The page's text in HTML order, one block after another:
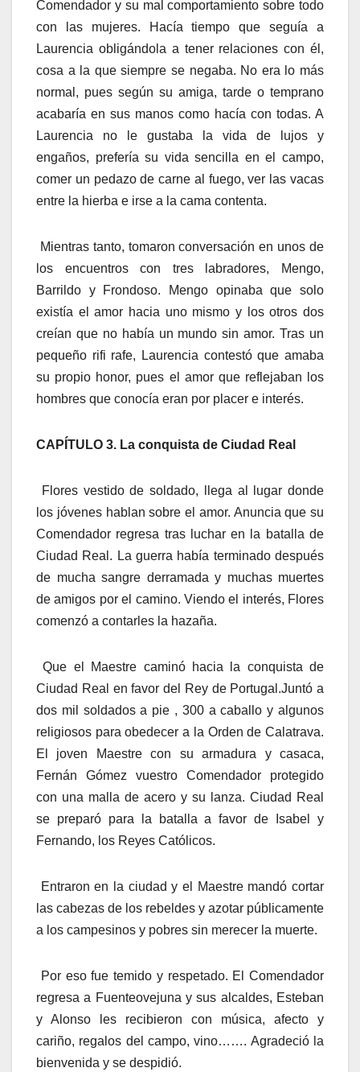
Comendador y su mal comportamiento sobre todo
con las mujeres. Hacía tiempo que seguía a
Laurencia obligándola a tener relaciones con él,
cosa a la que siempre se negaba. No era lo más
normal, pues según su amiga, tarde o temprano
acabaría en sus manos como hacía con todas. A
Laurencia no le gustaba la vida de lujos y
engaños, prefería su vida sencilla en el campo,
comer un pedazo de carne al fuego, ver las vacas
entre la hierba e irse a la cama contenta.
Mientras tanto, tomaron conversación en unos de
los encuentros con tres labradores, Mengo,
Barrildo y Frondoso. Mengo opinaba que solo
existía el amor hacia uno mismo y los otros dos
creían que no había un mundo sin amor. Tras un
pequeño rifi rafe, Laurencia contestó que amaba
su propio honor, pues el amor que reflejaban los
hombres que conocía eran por placer e interés.
CAPÍTULO 3. La conquista de Ciudad Real
Flores vestido de soldado, llega al lugar donde
los jóvenes hablan sobre el amor. Anuncia que su
Comendador regresa tras luchar en la batalla de
Ciudad Real. La guerra había terminado después
de mucha sangre derramada y muchas muertes
de amigos por el camino. Viendo el interés, Flores
comenzó a contarles la hazaña.
Que el Maestre caminó hacia la conquista de
Ciudad Real en favor del Rey de Portugal.Juntó a
dos mil soldados a pie , 300 a caballo y algunos
religiosos para obedecer a la Orden de Calatrava.
El joven Maestre con su armadura y casaca,
Fernán Gómez vuestro Comendador protegido
con una malla de acero y su lanza. Ciudad Real
se preparó para la batalla a favor de Isabel y
Fernando, los Reyes Católicos.
Entraron en la ciudad y el Maestre mandó cortar
las cabezas de los rebeldes y azotar públicamente
a los campesinos y pobres sin merecer la muerte.
Por eso fue temido y respetado. El Comendador
regresa a Fuenteovejuna y sus alcaldes, Esteban
y Alonso les recibieron con música, afecto y
cariño, regalos del campo, vino……. Agradeció la
bienvenida y se despidió.